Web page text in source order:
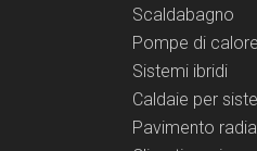
Scaldabagno
Pompe di calore
Sistemi ibridi
Caldaie per
Pavimento